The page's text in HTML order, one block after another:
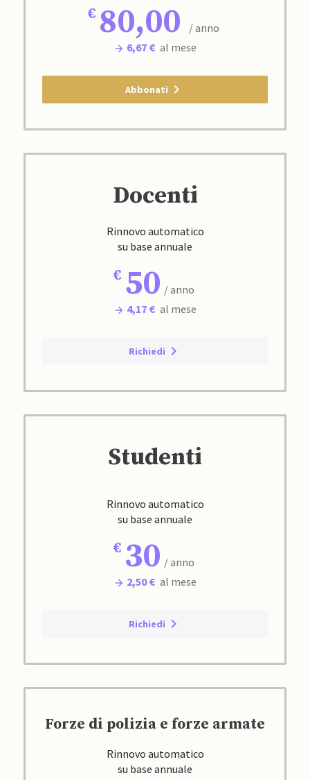
80,00
/ anno
6,67 € al mese
Abbonati
Docenti
Rinnovo automatico
su base annuale
50 / anno
4,17 € al mese
Richiedi
Studenti
Rinnovo automatico
su base annuale
30 / anno
2,50 € al mese
Richiedi
Forze di polizia e forze armate
Rinnovo automatico
su base annuale